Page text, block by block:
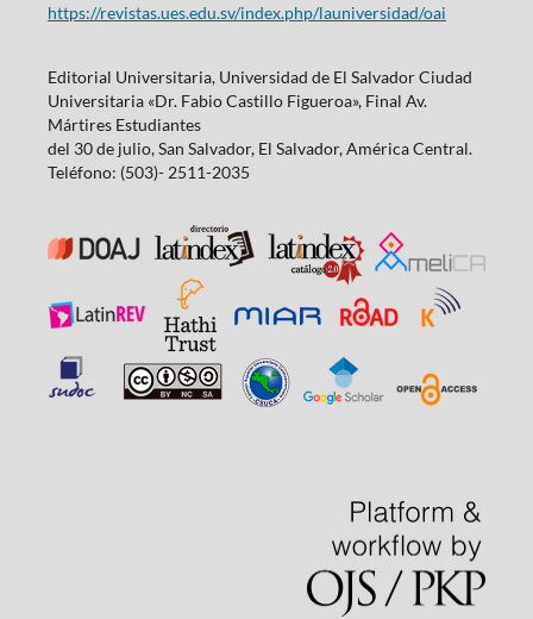
https://revistas.ues.edu.sv/index.php/launiversidad/oai
Editorial Universitaria, Universidad de El Salvador Ciudad
Universitaria «Dr. Fabio Castillo Figueroa», Final Av.
Mártires Estudiantes
del 30 de julio, San Salvador, El Salvador, América Central.
Teléfono: (503)- 2511-2035